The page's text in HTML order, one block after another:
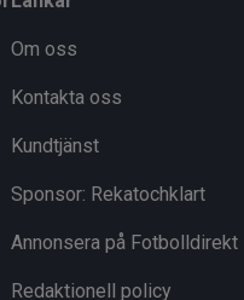
Om oss
Kontakta oss
Kundtjänst
Sponsor: Rekatochklart
Annonsera på Fotbolldirekt
Redaktionell policy